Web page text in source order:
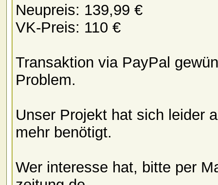
Neupreis: 139,99 €
VK-Preis: 110 €
Transaktion via PayPal
Problem.
Unser Projekt hat sich leider
mehr benötigt.
Wer interesse hat, bitte per